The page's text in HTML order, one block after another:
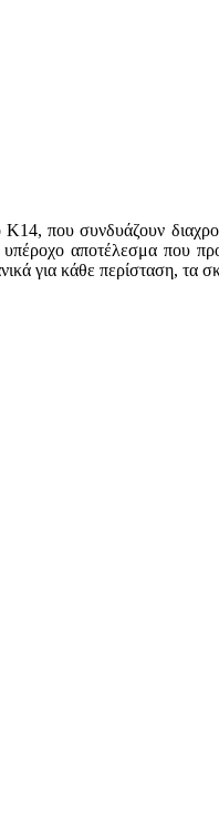
που συνδυάζουν
υπέροχο αποτέλεσμα που
για κάθε περίσταση,